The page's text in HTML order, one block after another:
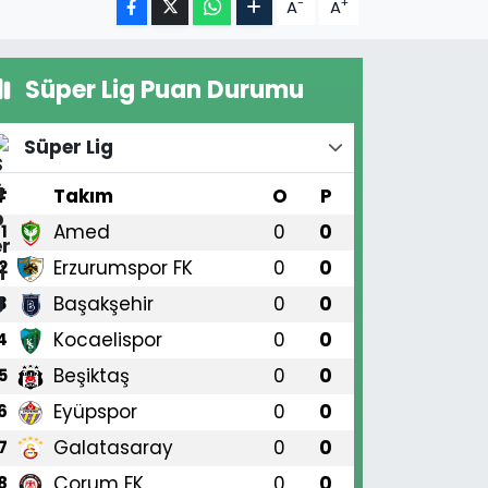
A A
Süper Lig Puan Durumu
Süper Lig
Takım O P
1 Amed 0 0
Erzurumspor FK 0 0
Başakşehir 0 0
Kocaelispor 0 0
Beşiktaş 0 0
Eyüpspor 0 0
Galatasaray 0 0